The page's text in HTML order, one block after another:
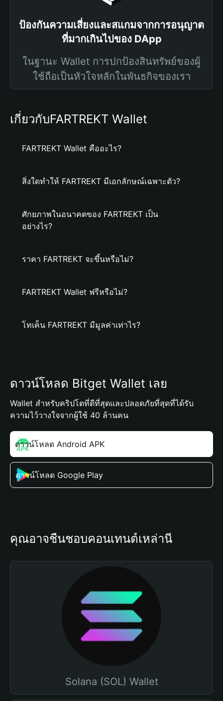
ป้องกันความเสี่ยงและสแกมจากการอนุญาต
ที่มากเกินไปของ DApp
ในฐานะ Wallet การปกป้องสินทรัพย์ของผู้
ใช้ถือเป็นหัวใจหลักในพันธกิจของเรา
เกี่ยวกับFARTREKT Wallet
FARTREKT Wallet คืออะไร?
สิ่งใดทำให้ FARTREKT มีเอกลักษณ์เฉพาะตัว?
ศักยภาพในอนาคตของ FARTREKT เป็น
อย่างไร?
ราคา FARTREKT จะขึ้นหรือไม่?
FARTREKT Wallet ฟรีหรือไม่?
โทเค็น FARTREKT มีมูลค่าเท่าไร?
ดาวน์โหลด Bitget Wallet เลย
Wallet สำหรับคริปโตที่ดีที่สุดและปลอดภัยที่สุดที่ได้รับ
ความไว้วางใจจากผู้ใช้ 40 ล้านคน
ดาวน์โหลด Android APK
ดาวน์โหลด Google Play
คุณอาจชื่นชอบคอนเทนต์เหล่านี้
Solana (SOL) Wallet